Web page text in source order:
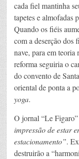
cada fiel mantinha
tapetes e almofadas
Quando os fiéis
com a deserção dos
nave, para em teoria
reforma seguiria o
do convento de
oriental de ponta a
yoga.
O jornal “Le
impressão de estar
estacionamento”.
destruirão a